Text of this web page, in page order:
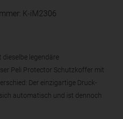
K-iM2306
dieselbe legendäre
Peli Protector Schutzkoffer mit
Der einzigartige Druck-
automatisch und ist dennoch